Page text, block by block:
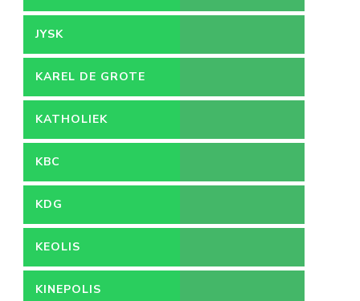
MEDEWERKER
JYSK
KAREL DE GROTE
HOGESCHOOL
KATHOLIEK
ONDERWIJS
KBC
KDG
KEOLIS
KINEPOLIS